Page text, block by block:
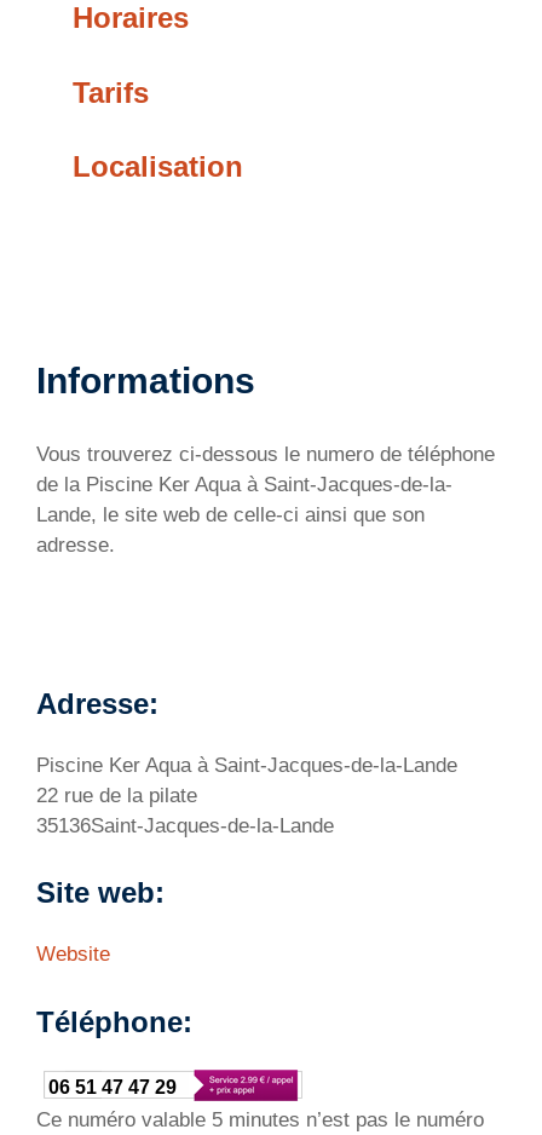
Horaires
Tarifs
Localisation
Informations
Vous trouverez ci-dessous le numero de téléphone
de la Piscine Ker Aqua à Saint-Jacques-de-la-
Lande, le site web de celle-ci ainsi que son
adresse.
Adresse:
Piscine Ker Aqua à Saint-Jacques-de-la-Lande
22 rue de la pilate
35136Saint-Jacques-de-la-Lande
Site web:
Website
Téléphone:
06 51 47 47 29
Ce numéro valable 5 minutes n’est pas le numéro